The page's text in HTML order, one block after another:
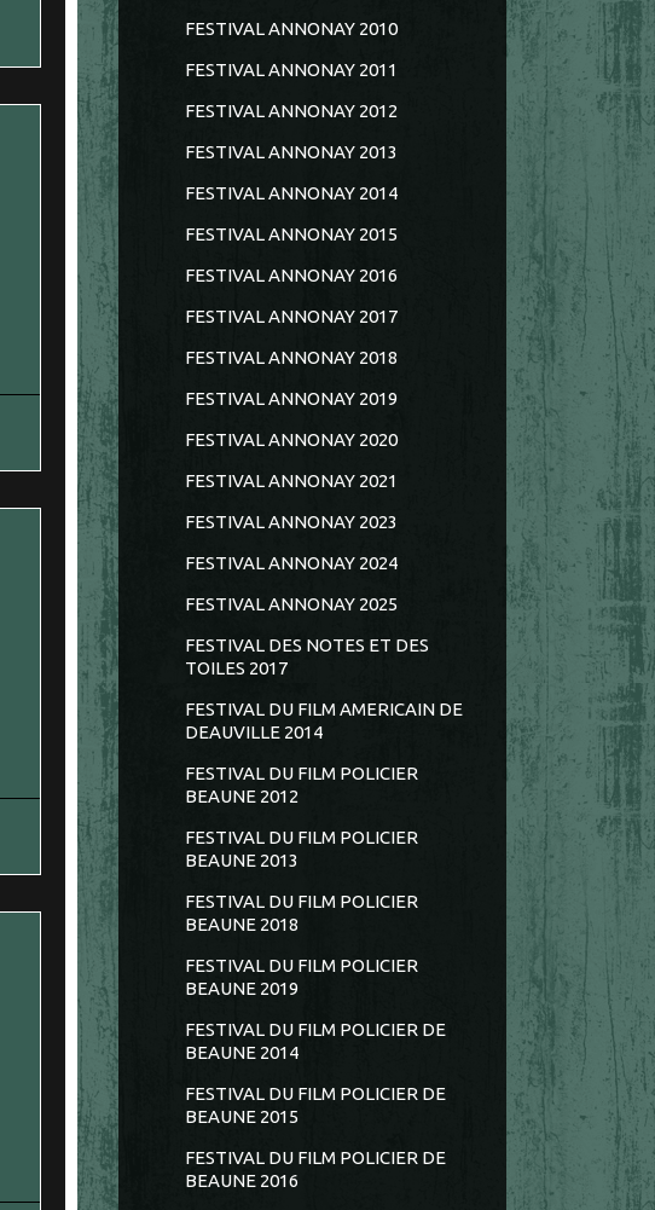
FESTIVAL ANNONAY 2010
FESTIVAL ANNONAY 2011
FESTIVAL ANNONAY 2012
FESTIVAL ANNONAY 2013
FESTIVAL ANNONAY 2014
FESTIVAL ANNONAY 2015
FESTIVAL ANNONAY 2016
FESTIVAL ANNONAY 2017
FESTIVAL ANNONAY 2018
FESTIVAL ANNONAY 2019
FESTIVAL ANNONAY 2020
FESTIVAL ANNONAY 2021
FESTIVAL ANNONAY 2023
FESTIVAL ANNONAY 2024
FESTIVAL ANNONAY 2025
FESTIVAL DES NOTES ET DES
TOILES 2017
FESTIVAL DU FILM AMERICAIN DE
DEAUVILLE 2014
FESTIVAL DU FILM POLICIER
BEAUNE 2012
FESTIVAL DU FILM POLICIER
BEAUNE 2013
FESTIVAL DU FILM POLICIER
BEAUNE 2018
FESTIVAL DU FILM POLICIER
BEAUNE 2019
FESTIVAL DU FILM POLICIER DE
BEAUNE 2014
FESTIVAL DU FILM POLICIER DE
BEAUNE 2015
FESTIVAL DU FILM POLICIER DE
BEAUNE 2016